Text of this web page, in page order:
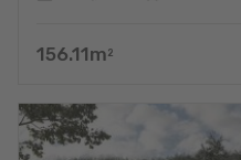
156.11m 2